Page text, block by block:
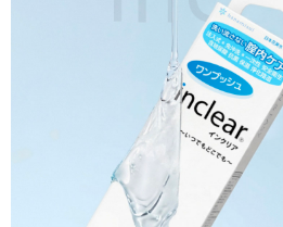
2.透過簡訊連結打開帳單後，可選擇「超商
帳／街口支付／iPASS MONEY」等通路繳
1.本服務係由「台灣大哥大股份有限公司」
用戶於交易時，得透過本服務購買商品或服
買賣價金債權讓與本公司後，依約使用本公
2.基於同意付款使用「大哥付你分期」之契
資料（包含姓名、電話或地址）提供予台灣
由本公司與您本人進行分期帳單所需資料之
3.完整用戶服務條款，請詳閱以下連結：
１．於結帳方式選擇「AFTEE先享後付」後
結帳頁面，進行簡訊認證並確認金額後，即
２．訂單成立數日內，您將收到繳費通知簡
３．收到繳費通知簡訊後14天內，點擊此簡
ATM／網路銀行／等多元方式進行付款，方
※ 請注意：結帳手續完成當下不需立刻繳費
購買商品的店家。未經商家同意取消之訂單
後付繳納相關費用。
※ 交易是否成功請以「AFTEE先享後付 」
是否繳費成功／繳費後需取消欲退款等相關
客戶支援中心」
https://
每筆NT$60，滿NT$1,200(含以上)免運
全家純取貨(需核對身分 務必留真名)
每筆NT$60，滿NT$1,200(含以上)免運
每筆NT$60，滿NT$1,200(含以上)免運
7-11純取貨(需核對身分 務必留真名)